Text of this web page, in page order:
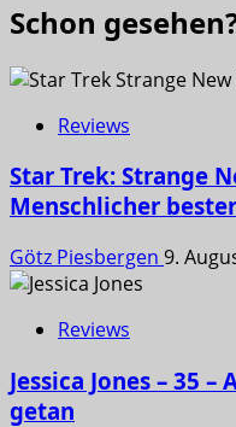
Schon
Reviews
Star Trek: Strange
Menschlicher
Götz Piesbergen 9.
Reviews
Jessica Jones – 35
getan